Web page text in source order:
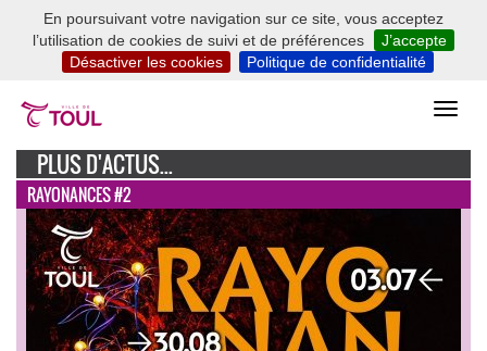
En poursuivant votre navigation sur ce site, vous acceptez
l’utilisation de cookies de suivi et de préférences
J’accepte
Désactiver les cookies
Politique de confidentialité
PLUS D'ACTUS...
RAYONANCES #2